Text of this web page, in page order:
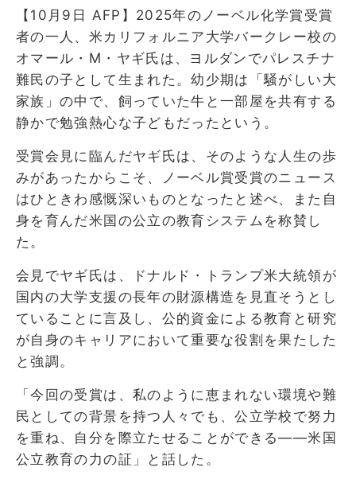
【10月9日 AFP】2025年のノーベル化学賞受賞
者の一人、米カリフォルニア大学バークレー校の
オマール・M・ヤギ氏は、ヨルダンでパレスチナ
難民の子として生まれた。幼少期は「騒がしい大
家族」の中で、飼っていた牛と一部屋を共有する
静かで勉強熱心な子どもだったという。
受賞会見に臨んだヤギ氏は、そのような人生の歩
みがあったからこそ、ノーベル賞受賞のニュース
はひときわ感慨深いものとなったと述べ、また自
身を育んだ米国の公立の教育システムを称賛し
た。
会見でヤギ氏は、ドナルド・トランプ米大統領が
国内の大学支援の長年の財源構造を見直そうとし
ていることに言及し、公的資金による教育と研究
が自身のキャリアにおいて重要な役割を果たした
と強調。
「今回の受賞は、私のように恵まれない環境や難
民としての背景を持つ人々でも、公立学校で努力
を重ね、自分を際立たせることができる――米国
公立教育の力の証」と話した。